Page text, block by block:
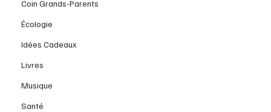
Coin Grands-Parents
Écologie
Idées Cadeaux
Livres
Musique
Santé